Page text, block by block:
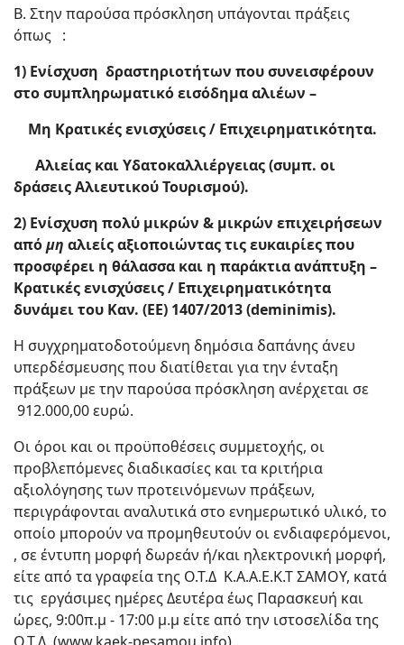
Β. Στην παρούσα πρόσκληση υπάγονται πράξεις
όπως :
1) Ενίσχυση δραστηριοτήτων που συνεισφέρουν
στο συμπληρωματικό εισόδημα αλιέων –
Μη Κρατικές ενισχύσεις / Επιχειρηματικότητα.
Αλιείας και Υδατοκαλλιέργειας (συμπ. οι
δράσεις Αλιευτικού Τουρισμού).
2) Ενίσχυση πολύ μικρών & μικρών επιχειρήσεων
απόμη αλιείς αξιοποιώντας τις ευκαιρίες που
προσφέρει η θάλασσα και η παράκτια ανάπτυξη –
Κρατικές ενισχύσεις / Επιχειρηματικότητα
δυνάμει του Καν. (ΕΕ) 1407/2013 (deminimis).
Η συγχρηματοδοτούμενη δημόσια δαπάνης άνευ
υπερδέσμευσης που διατίθεται για την ένταξη
πράξεων με την παρούσα πρόσκληση ανέρχεται σε
912.000,00 ευρώ.
Οι όροι και οι προϋποθέσεις συμμετοχής, οι
προβλεπόμενες διαδικασίες και τα κριτήρια
αξιολόγησης των προτεινόμενων πράξεων,
περιγράφονται αναλυτικά στο ενημερωτικό υλικό, το
οποίο μπορούν να προμηθευτούν οι ενδιαφερόμενοι,
, σε έντυπη μορφή δωρεάν ή/και ηλεκτρονική μορφή,
είτε από τα γραφεία της Ο.Τ.Δ Κ.Α.Α.Ε.Κ.Τ ΣΑΜΟΥ, κατά
τις εργάσιμες ημέρες Δευτέρα έως Παρασκευή και
ώρες, 9:00π.μ - 17:00 μ.μ είτε από την ιστοσελίδα της